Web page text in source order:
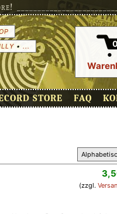
• ... 0
STORE FAQ
(zzgl.